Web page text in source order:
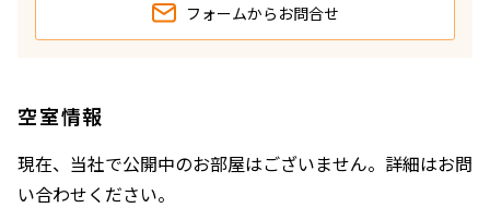
フォームから お問合せ
空室情報
現在、当社で公開中のお部屋はございません。詳細はお問
い合わせください。